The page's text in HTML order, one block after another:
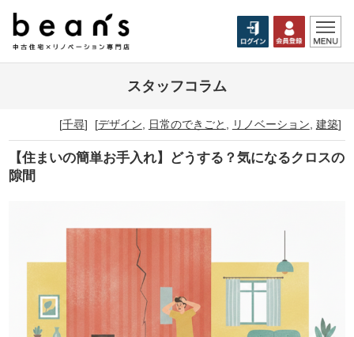
スタッフコラム
[千尋] [デザイン, 日常のできごと , リノベーション, 建築]
【住まいの簡単お手入れ】どうする？気になるクロスの
隙間